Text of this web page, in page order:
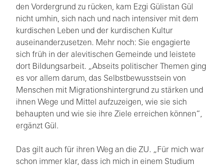
den Vordergrund zu rücken, kam Ezgi Gülistan Gül
nicht umhin, sich nach und nach intensiver mit dem
kurdischen Leben und der kurdischen Kultur
auseinanderzusetzen. Mehr noch: Sie engagierte
sich früh in der alevitischen Gemeinde und leistete
dort Bildungsarbeit. „Abseits politischer Themen ging
es vor allem darum, das Selbstbewusstsein von
Menschen mit Migrationshintergrund zu stärken und
ihnen Wege und Mittel aufzuzeigen, wie sie sich
behaupten und wie sie ihre Ziele erreichen können“,
ergänzt Gül.
Das gilt auch für ihren Weg an die ZU. „Für mich war
schon immer klar, dass ich mich in einem Studium